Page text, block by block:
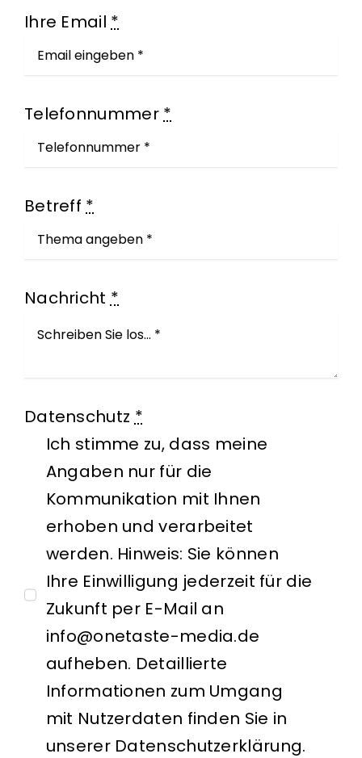
Ihre Email *
Telefonnummer *
Betreff *
Nachricht *
Datenschutz *
Ich stimme zu, dass meine
Angaben nur für die
Kommunikation mit Ihnen
erhoben und verarbeitet
werden. Hinweis: Sie können
Ihre Einwilligung jederzeit für die
Zukunft per E-Mail an
info@onetaste-media.de
aufheben. Detaillierte
Informationen zum Umgang
mit Nutzerdaten finden Sie in
unserer Datenschutzerklärung.